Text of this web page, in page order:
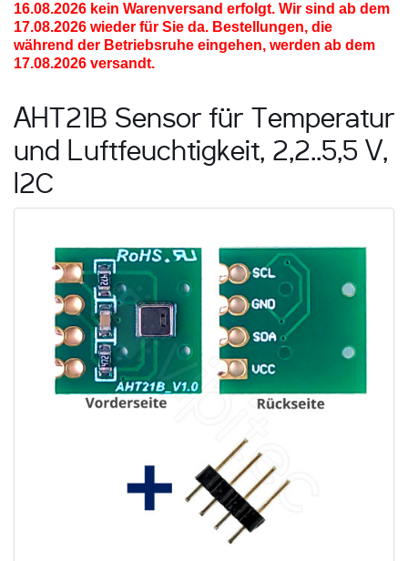
16.08.2026 kein Warenversand erfolgt. Wir sind ab dem
17.08.2026 wieder für Sie da. Bestellungen, die
während der Betriebsruhe eingehen, werden ab dem
17.08.2026 versandt.
AHT21B Sensor für Temperatur
und Luftfeuchtigkeit, 2,2..5,5 V,
I2C